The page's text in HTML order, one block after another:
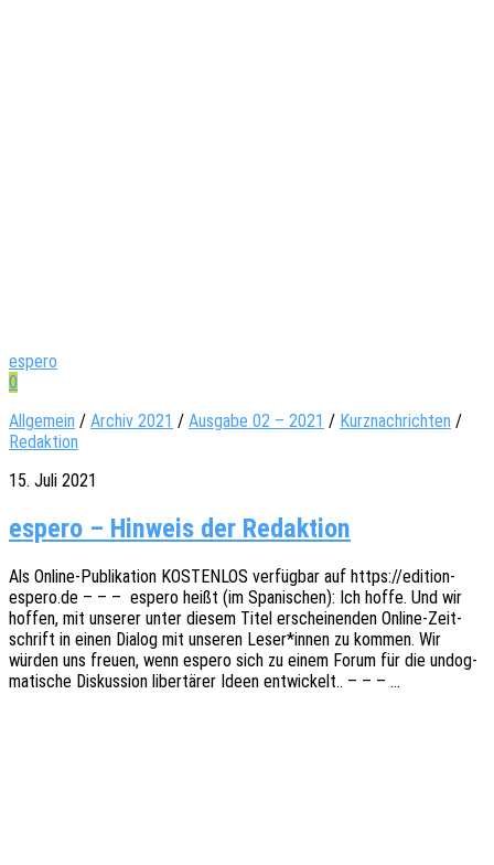
espero
0
Allgemein / Archiv 2021 / Ausgabe 02 – 2021 / Kurznachrichten /
Redaktion
15. Juli 2021
espero – Hinweis der Redaktion
Als Online-Publi­­ka­­ti­on KOSTENLOS verfüg­bar auf https://edition-
espero.de – – – espero heißt (im Spani­schen): Ich hoffe. Und wir
hoffen, mit unse­rer unter diesem Titel erschei­nen­den Online-Zeit­­
schrift in einen Dialog mit unse­ren Leser*innen zu kommen. Wir
würden uns freuen, wenn espero sich zu einem Forum für die undog­
ma­ti­sche Diskus­si­on liber­tä­rer Ideen entwickelt.. – – – …